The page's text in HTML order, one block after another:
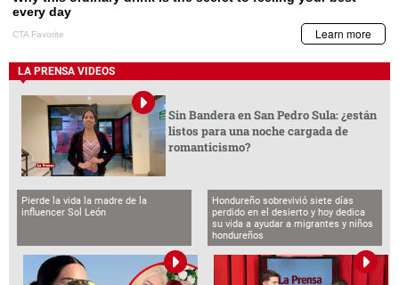
LA PRENSA VIDEOS
Sin Bandera en San Pedro Sula: ¿están
listos para una noche cargada de
romanticismo?
Pierde la vida la madre de la
influencer Sol León
Hondureño sobrevivió siete días
perdido en el desierto y hoy dedica
su vida a ayudar a migrantes y niños
hondureños